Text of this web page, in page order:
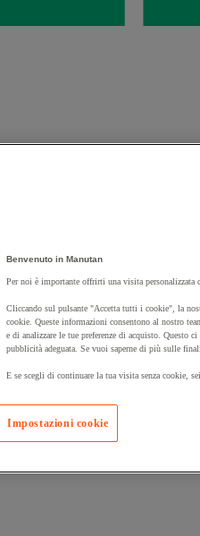
al tuo carrello un prodotto:
Benvenuto in Manutan
Per noi è importante offrirti una visita personalizzata
Cliccando sul pulsante "Accetta tutti i cookie", la
cookie. Queste informazioni consentono al nostro
e di analizzare le tue preferenze di acquisto. Questo
pubblicità adeguata. Se vuoi saperne di più sulle
E se scegli di continuare la tua visita senza cookie,
Impostazioni cookie